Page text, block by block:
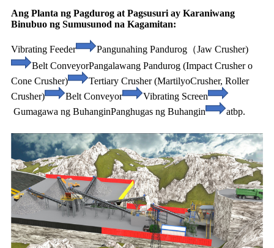
Ang Planta ng Pagdurog at Pagsusuri ay Karaniwang
Binubuo ng Sumusunod na Kagamitan:
Vibrating Feeder
Pangunahing Pandurog（Jaw Crusher)
Belt ConveyorPangalawang Pandurog (Impact Crusher o
Cone Crusher)
Tertiary Crusher (MartilyoCrusher, Roller
Crusher)
Belt Conveyor
Vibrating Screen
Gumagawa ng BuhanginPanghugas ng Buhangin atbp.